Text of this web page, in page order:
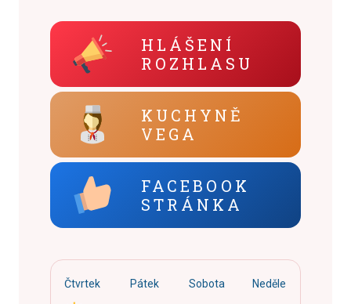
HLÁŠENÍ
ROZHLASU
KUCHYNĚ
VEGA
FACEBOOK
STRÁNKA
Čtvrtek Pátek Sobota Neděle